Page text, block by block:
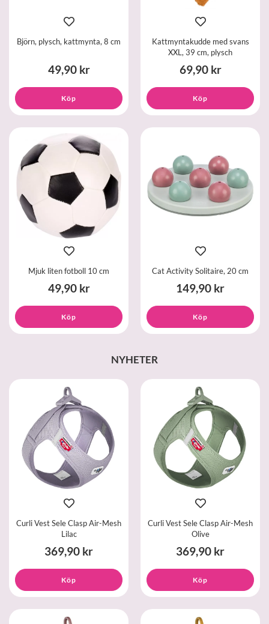
Björn, plysch, kattmynta, 8 cm
49,90 kr
Köp
Kattmyntakudde med svans
XXL, 39 cm, plysch
69,90 kr
Köp
Mjuk liten fotboll 10 cm
49,90 kr
Köp
Cat Activity Solitaire, 20 cm
149,90 kr
Köp
NYHETER
Curli Vest Sele Clasp Air-Mesh
Lilac
369,90 kr
Köp
Curli Vest Sele Clasp Air-Mesh
Olive
369,90 kr
Köp